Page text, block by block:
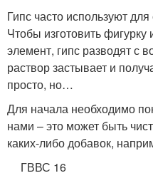
Гипс часто используют
Чтобы изготовить
элемент, гипс разводят с
раствор застывает и
просто, но…
Для начала необходимо
нами – это может быть
каких-либо добавок,
ГВВС 16